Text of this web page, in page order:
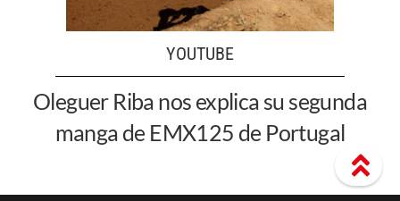
YOUTUBE
Oleguer Riba nos explica su segunda
manga de EMX125 de Portugal